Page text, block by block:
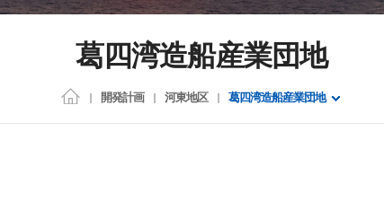
葛四湾造船産業団地
開発計画 河東地区 葛四湾造船産業団地